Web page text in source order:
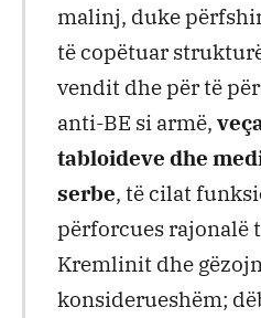
malinj, duke
të copëtuar
vendit dhe për të
anti-BE si armë,
tabloideve dhe
serbe, të cilat
përforcues rajonalë
Kremlinit dhe
konsiderueshëm;